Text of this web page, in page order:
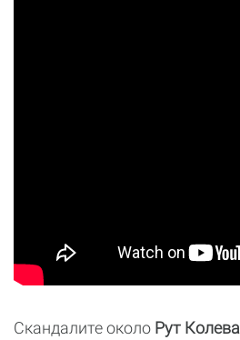
Скандалите около Рут Колева